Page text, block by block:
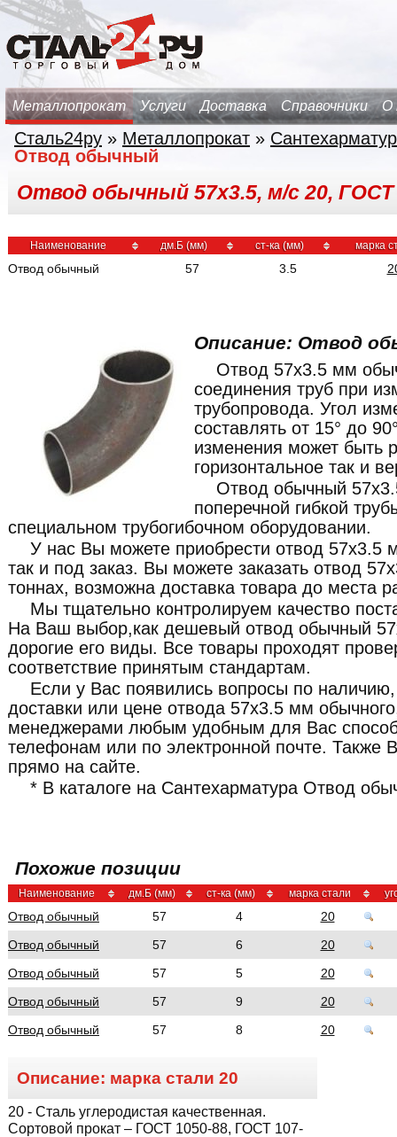
Металлопрокат Услуги Доставка Справочники О
Сталь24ру » Металлопрокат »
Отвод обычный
Отвод обычный 57х3.5, м/с 20, ГОСТ
Наименование дм.Б (мм) ст-ка (мм) марка
Отвод обычный 57 3.5
Описание: Отвод
Отвод 57x3.5 мм
соединения труб при
трубопровода. Угол
составлять от 15° до
изменения может быть
горизонтальное так и
Отвод обычный
поперечной гибкой
специальном трубогибочном оборудовании.
У нас Вы можете приобрести отвод 57x3.5
так и под заказ. Вы можете заказать отвод
тоннах, возможна доставка товара до места
Мы тщательно контролируем качество
На Ваш выбор,как дешевый отвод обычный
дорогие его виды. Все товары проходят
соответствие принятым стандартам.
Если у Вас появились вопросы по
доставки или цене отвода 57x3.5 мм
менеджерами любым удобным для Вас
телефонам или по электронной почте. Также
прямо на сайте.
* В каталоге на Сантехарматура Отвод
Похожие позиции
Наименование дм.Б (мм) ст-ка (мм) марка стали
Отвод обычный 57 4
20
Отвод обычный
57 6
20
Отвод обычный
57 5
20
Отвод обычный
57 9
20
Отвод обычный
57 8 20
Описание: марка стали 20
20 - Сталь углеродистая качественная.
Сортовой прокат – ГОСТ 1050-88, ГОСТ 107-